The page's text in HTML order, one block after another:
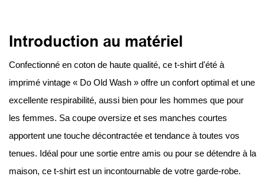
Introduction au matériel
Confectionné en coton de haute qualité, ce t-shirt d'été à
imprimé vintage « Do Old Wash » offre un confort optimal et une
excellente respirabilité, aussi bien pour les hommes que pour
les femmes. Sa coupe oversize et ses manches courtes
apportent une touche décontractée et tendance à toutes vos
tenues. Idéal pour une sortie entre amis ou pour se détendre à la
maison, ce t-shirt est un incontournable de votre garde-robe.